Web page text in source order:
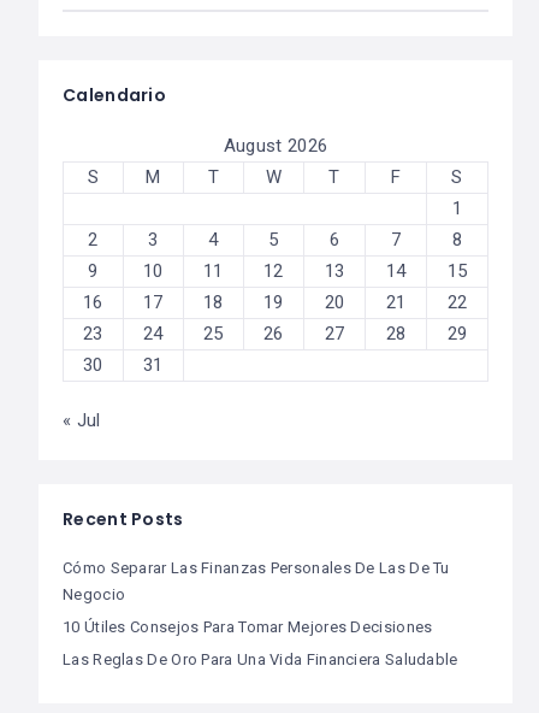
Calendario
August 2026
S
M T W T F
S
1
2
3 4 5 6 7
8
9
10 11 12 13 14
15
16
17 18 19 20 21
22
23
24 25 26 27 28
29
30
31
« Jul
Recent Posts
Cómo Separar Las Finanzas Personales De Las De Tu
Negocio
10 Útiles Consejos Para Tomar Mejores Decisiones
Las Reglas De Oro Para Una Vida Financiera Saludable